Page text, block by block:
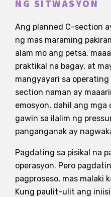
NG SITWASYON
Ang planned C-section
ng mas maraming
alam mo ang petsa,
praktikal na bagay, at
mangyayari sa
section naman ay
emosyon, dahil ang mga
gawin sa ilalim ng
panganganak ay
Pagdating sa pisikal na
operasyon. Pero
pagproseso, mas malaki
Kung paulit-ulit ang